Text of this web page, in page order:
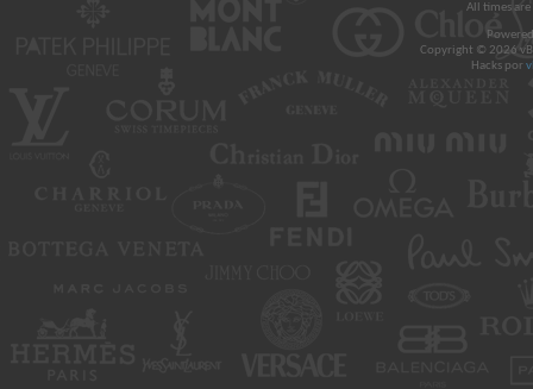
All times
Copyright © 2026
Hacks por